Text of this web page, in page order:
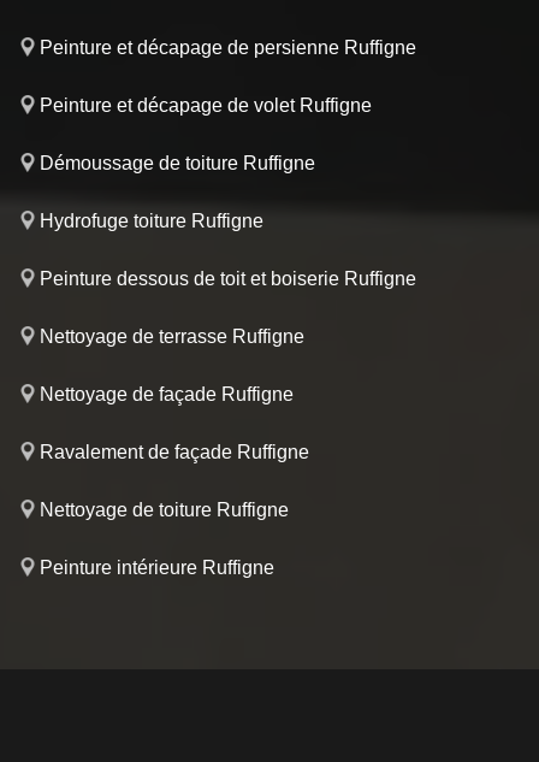
Peinture et décapage de persienne Ruffigne
Peinture et décapage de volet Ruffigne
Démoussage de toiture Ruffigne
Hydrofuge toiture Ruffigne
Peinture dessous de toit et boiserie Ruffigne
Nettoyage de terrasse Ruffigne
Nettoyage de façade Ruffigne
Ravalement de façade Ruffigne
Nettoyage de toiture Ruffigne
Peinture intérieure Ruffigne